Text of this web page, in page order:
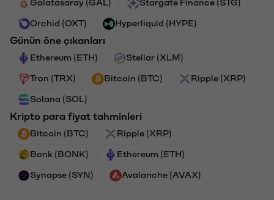
Orchid (OXT) Hyperliquid (HYPE)
Günün öne çıkanları
Ethereum (ETH) Stellar (XLM)
Tron (TRX) Bitcoin (BTC) Ripple (XRP)
Solana (SOL)
Kripto para fiyat tahminleri
Bitcoin (BTC) Ripple (XRP)
Bonk (BONK) Ethereum (ETH)
Synapse (SYN) Avalanche (AVAX)